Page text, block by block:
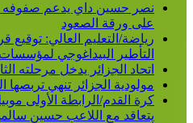
نصر حسين داي يدعم صفوفه
على ورقة الصعود
رياضة/التعليم العالي: توقيع
التأطير البيداغوجي
اتحاد الجزائر يدخل مرحلته
مولودية الجزائر تنهي تربصها
كرة القدم/الرابطة الأولى
يتعاقد مع اللاعب حسين